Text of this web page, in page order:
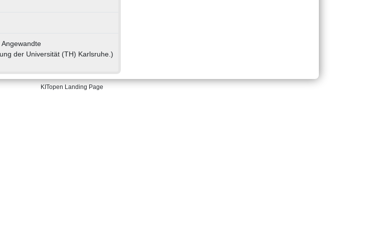
der Universität (TH) Karlsruhe.)
KITopen Landing Page